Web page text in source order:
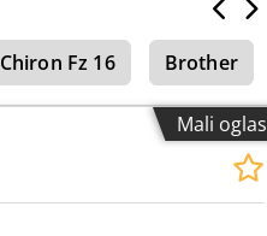
Chiron Fz 16 Brother
Mali oglas